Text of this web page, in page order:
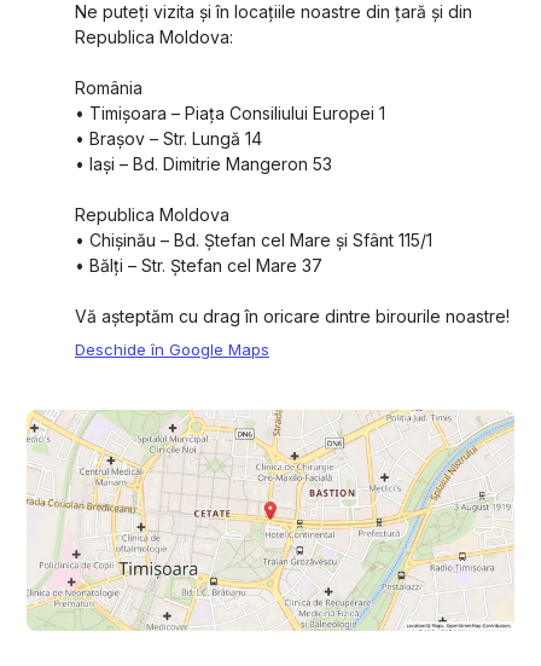
Ne puteți vizita și în locațiile noastre din țară și din
Republica Moldova:
România
•⁠ ⁠Timișoara – Piața Consiliului Europei 1
•⁠ ⁠Brașov – Str. Lungă 14
•⁠ ⁠Iași – Bd. Dimitrie Mangeron 53
Republica Moldova
•⁠ ⁠Chișinău – Bd. Ștefan cel Mare și Sfânt 115/1
•⁠ ⁠Bălți – Str. Ștefan cel Mare 37
Vă așteptăm cu drag în oricare dintre birourile noastre!
Deschide în Google Maps